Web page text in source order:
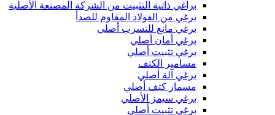
براغي ذاتية التثبيت من الشركة المصنعة الأصلية
برغي من الفولاذ المقاوم للصدأ
برغي مانع للتسرب أصلي
برغي أمان أصلي
برغي تثبيت أصلي
مسامير الكتف
برغي آلة أصلي
مسمار كتف أصلي
برغي سيمز الأصلي
برغي تثبيت أصلي